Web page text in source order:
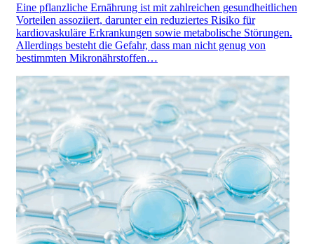
Eine pflanzliche Ernährung ist mit zahlreichen gesundheitlichen
Vorteilen assoziiert, darunter ein reduziertes Risiko für
kardiovaskuläre Erkrankungen sowie metabolische Störungen.
Allerdings besteht die Gefahr, dass man nicht genug von
bestimmten Mikronährstoffen…